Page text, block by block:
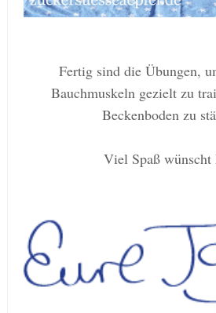
Fertig sind die Übungen,
Bauchmuskeln gezielt zu
Beckenboden zu
Viel Spaß wünscht